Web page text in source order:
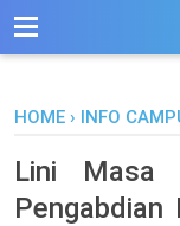
-->
HOME › INFO
Lini Masa